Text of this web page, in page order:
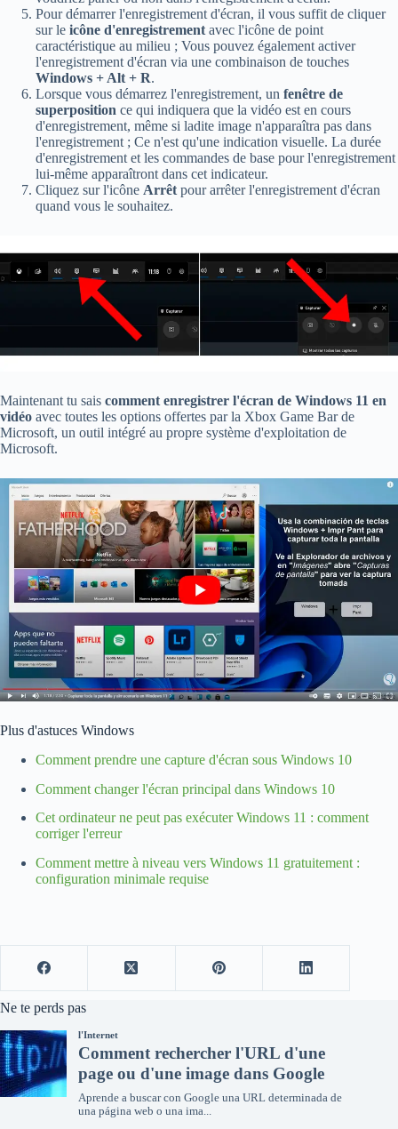
Pour démarrer l'enregistrement d'écran, il vous suffit de cliquer
sur le icône d'enregistrement avec l'icône de point
caractéristique au milieu ; Vous pouvez également activer
l'enregistrement d'écran via une combinaison de touches
Windows + Alt + R.
Lorsque vous démarrez l'enregistrement, un fenêtre de
superposition ce qui indiquera que la vidéo est en cours
d'enregistrement, même si ladite image n'apparaîtra pas dans
l'enregistrement ; Ce n'est qu'une indication visuelle. La durée
d'enregistrement et les commandes de base pour l'enregistrement
lui-même apparaîtront dans cet indicateur.
Cliquez sur l'icône Arrêt pour arrêter l'enregistrement d'écran
quand vous le souhaitez.
Maintenant tu sais comment enregistrer l'écran de Windows 11 en
vidéo avec toutes les options offertes par la Xbox Game Bar de
Microsoft, un outil intégré au propre système d'exploitation de
Microsoft.
Plus d'astuces Windows
Comment prendre une capture d'écran sous Windows 10
Comment changer l'écran principal dans Windows 10
Cet ordinateur ne peut pas exécuter Windows 11 : comment
corriger l'erreur
Comment mettre à niveau vers Windows 11 gratuitement :
configuration minimale requise
Ne te perds pas